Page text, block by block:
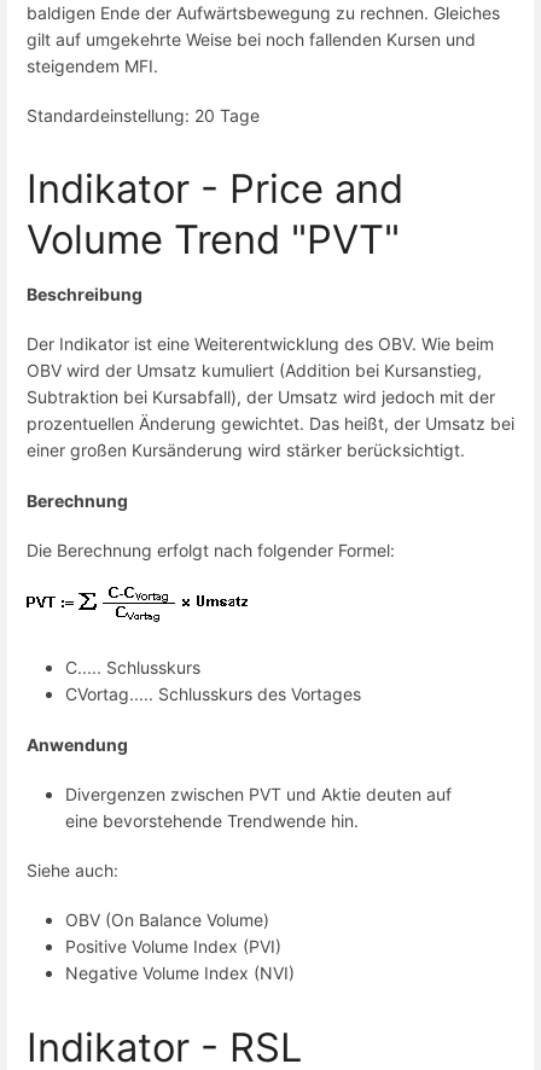
baldigen Ende der Aufwärtsbewegung zu rechnen. Gleiches
gilt auf umgekehrte Weise bei noch fallenden Kursen und
steigendem MFI.
Standardeinstellung: 20 Tage
Indikator - Price and
Volume Trend "PVT"
Beschreibung
Der Indikator ist eine Weiterentwicklung des OBV. Wie beim
OBV wird der Umsatz kumuliert (Addition bei Kursanstieg,
Subtraktion bei Kursabfall), der Umsatz wird jedoch mit der
prozentuellen Änderung gewichtet. Das heißt, der Umsatz bei
einer großen Kursänderung wird stärker berücksichtigt.
Berechnung
Die Berechnung erfolgt nach folgender Formel:
C..... Schlusskurs
CVortag..... Schlusskurs des Vortages
Anwendung
Divergenzen zwischen PVT und Aktie deuten auf
eine bevorstehende Trendwende hin.
Siehe auch:
OBV (On Balance Volume)
Positive Volume Index (PVI)
Negative Volume Index (NVI)
Indikator - RSL